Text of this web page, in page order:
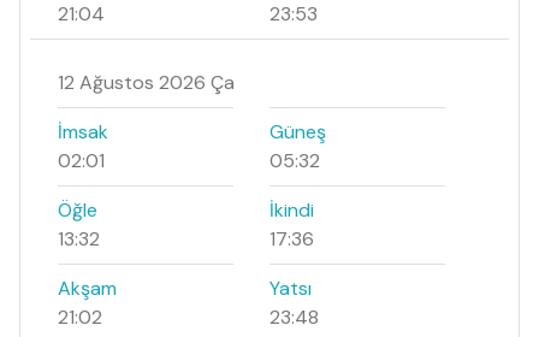
21:04
23:53
12 Ağustos 2026 Ça
İmsak
02:01
Güneş
05:32
Öğle
13:32
İkindi
17:36
Akşam
21:02
Yatsı
23:48